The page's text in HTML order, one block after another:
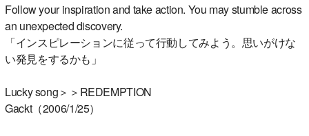
Follow your inspiration and take action. You may stumble across
an unexpected discovery.
「インスピレーションに従って行動してみよう。思いがけな
い発見をするかも」
Lucky song＞＞REDEMPTION
Gackt（2006/1/25）